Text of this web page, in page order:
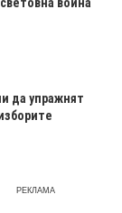
да упражнят
РЕКЛАМА